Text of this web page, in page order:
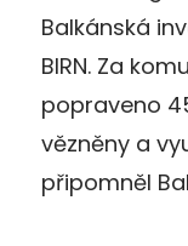
Balkánská
BIRN. Za
popraveno
vězněny a
připomněl